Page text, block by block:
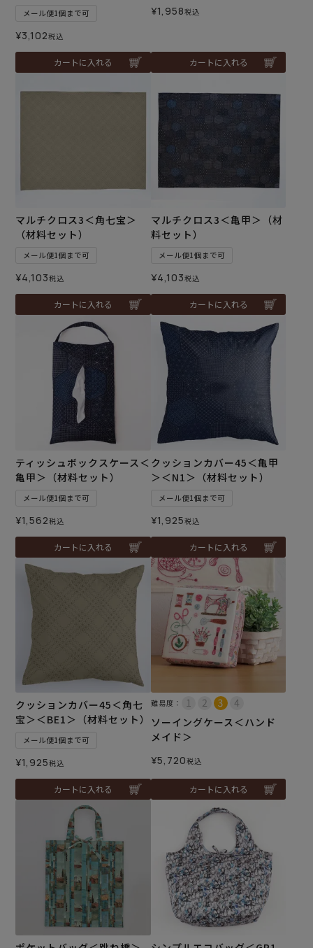
メール便1個まで可
¥3,102税込
カートに入れる
¥1,958税込
カートに入れる
マルチクロス3＜角七宝＞
（材料セット）
メール便1個まで可
¥4,103税込
カートに入れる
マルチクロス3＜亀甲＞（材
料セット）
メール便1個まで可
¥4,103税込
カートに入れる
ティッシュボックスケース＜
亀甲＞（材料セット）
メール便1個まで可
¥1,562税込
カートに入れる
クッションカバー45＜亀甲
＞＜N1＞（材料セット）
メール便1個まで可
¥1,925税込
カートに入れる
クッションカバー45＜角七
宝＞＜BE1＞（材料セット）
メール便1個まで可
¥1,925税込
カートに入れる
難易度：
ソーイングケース＜ハンド
メイド＞
¥5,720税込
カートに入れる